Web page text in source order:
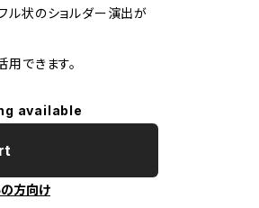
ル状のショルダー演出が
できます。
available
方向け